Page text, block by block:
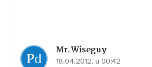
Mr.Wiseguy
18.04.2012. u 00:42